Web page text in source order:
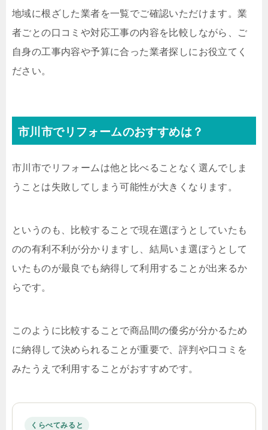
地域に根ざした業者を一覧でご確認いただけます。業
者ごとの口コミや対応工事の内容を比較しながら、ご
自身の工事内容や予算に合った業者探しにお役立てく
ださい。
市川市でリフォームのおすすめは？
市川市でリフォームは他と比べることなく選んでしま
うことは失敗してしまう可能性が大きくなります。
というのも、比較することで現在選ぼうとしていたも
のの有利不利が分かりますし、結局いま選ぼうとして
いたものが最良でも納得して利用することが出来るか
らです。
このように比較することで商品間の優劣が分かるため
に納得して決められることが重要で、評判や口コミを
みたうえで利用することがおすすめです。
くらべてみると